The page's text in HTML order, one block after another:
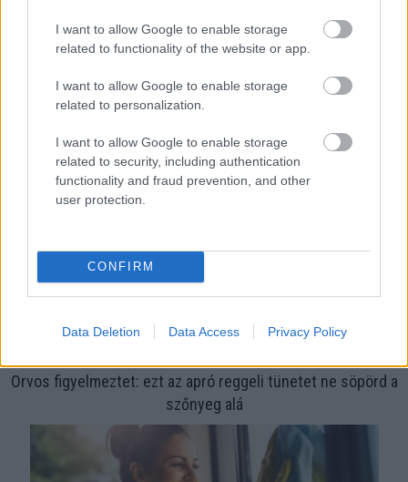
I want to allow Google to enable storage
related to functionality of the website or app.
I want to allow Google to enable storage
related to personalization.
I want to allow Google to enable storage
related to security, including authentication
functionality and fraud prevention, and other
user protection.
CONFIRM
Data Deletion Data Access Privacy Policy
Ha ezt érzed evés után, a szervezeted fontos dologra
próbál figyelmeztetni
Orvos figyelmeztet: ezt az apró reggeli tünetet ne söpörd a
szőnyeg alá